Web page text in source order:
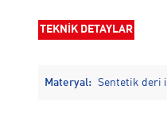
TEKNİK DETAYLAR
Materyal: Sentetik deri